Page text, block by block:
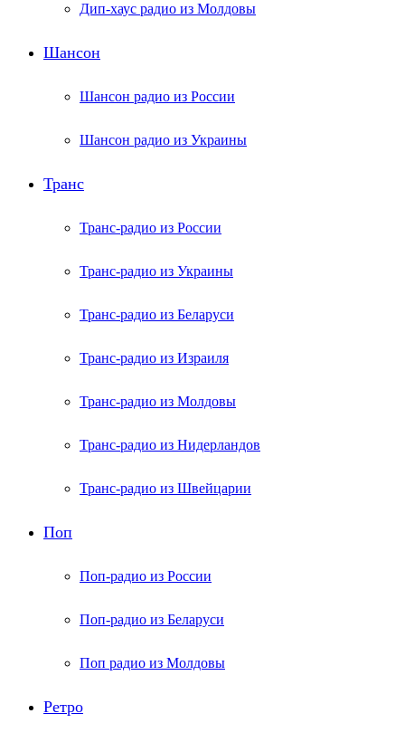
Дип-хаус радио из Молдовы
Шансон
Шансон радио из России
Шансон радио из Украины
Транс
Транс-радио из России
Транс-радио из Украины
Транс-радио из Беларуси
Транс-радио из Израиля
Транс-радио из Молдовы
Транс-радио из Нидерландов
Транс-радио из Швейцарии
Поп
Поп-радио из России
Поп-радио из Беларуси
Поп радио из Молдовы
Ретро